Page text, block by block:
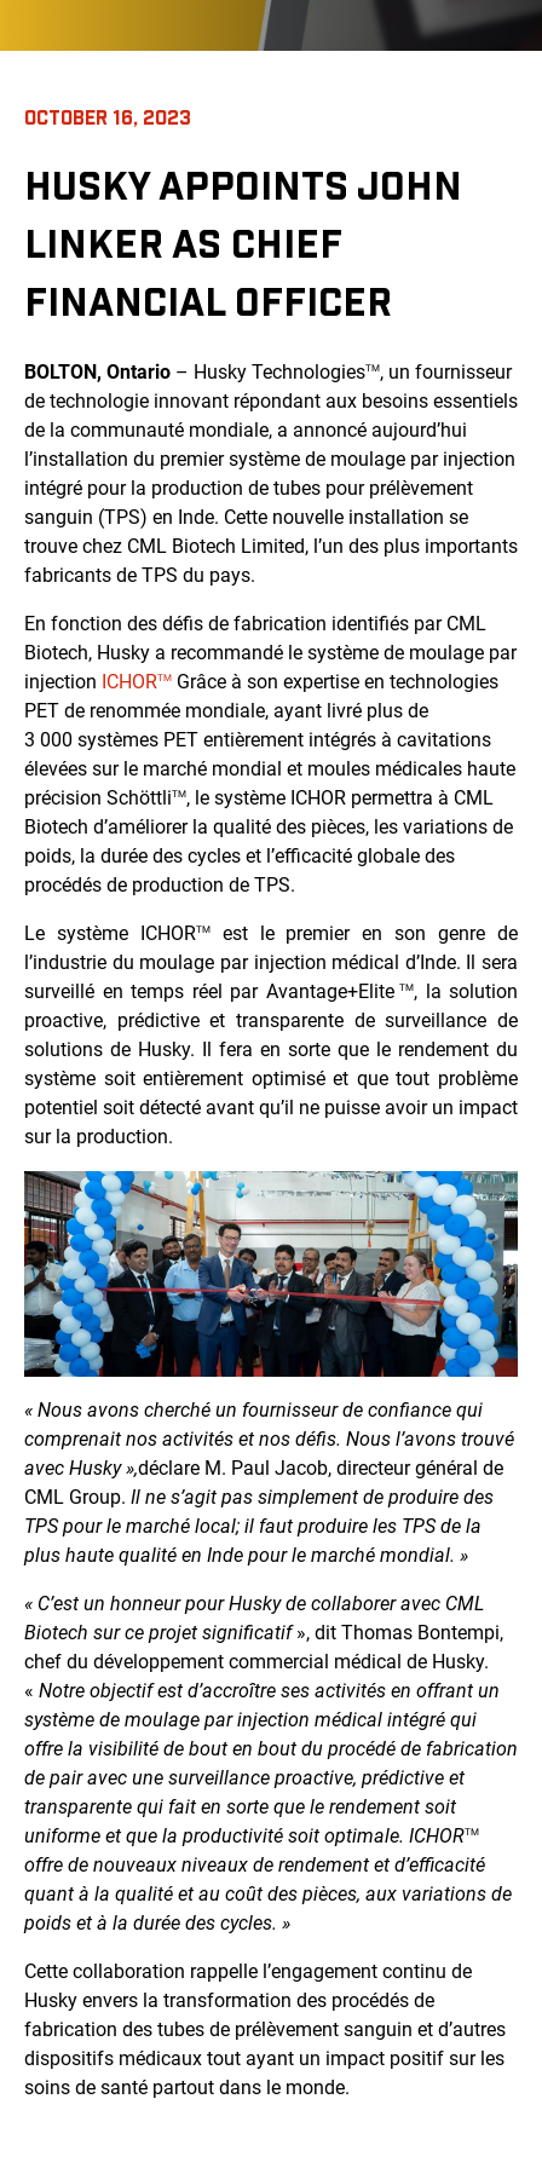
OCTOBER 16, 2023
HUSKY APPOINTS JOHN
LINKER AS CHIEF
FINANCIAL OFFICER
BOLTON, Ontario – Husky TechnologiesTM, un fournisseur
de technologie innovant répondant aux besoins essentiels
de la communauté mondiale, a annoncé aujourd’hui
l’installation du premier système de moulage par injection
intégré pour la production de tubes pour prélèvement
sanguin (TPS) en Inde. Cette nouvelle installation se
trouve chez CML Biotech Limited, l’un des plus importants
fabricants de TPS du pays.
En fonction des défis de fabrication identifiés par CML
Biotech, Husky a recommandé le système de moulage par
injection ICHORTM Grâce à son expertise en technologies
PET de renommée mondiale, ayant livré plus de
3 000 systèmes PET entièrement intégrés à cavitations
élevées sur le marché mondial et moules médicales haute
précision SchöttliTM, le système ICHOR permettra à CML
Biotech d’améliorer la qualité des pièces, les variations de
poids, la durée des cycles et l’efficacité globale des
procédés de production de TPS.
Le système ICHORTMest le premier en son genre de
l’industrie du moulage par injection médical d’Inde. Il sera
surveillé en temps réel par Avantage+EliteTM, la solution
proactive, prédictive et transparente de surveillance de
solutions de Husky. Il fera en sorte que le rendement du
système soit entièrement optimisé et que tout problème
potentiel soit détecté avant qu’il ne puisse avoir un impact
sur la production.
« Nous avons cherché un fournisseur de confiance qui
comprenait nos activités et nos défis. Nous l’avons trouvé
avec Husky »,déclare M. Paul Jacob, directeur général de
CML Group. Il ne s’agit pas simplement de produire des
TPS pour le marché local; il faut produire les TPS de la
plus haute qualité en Inde pour le marché mondial. »
« C’est un honneur pour Husky de collaborer avec CML
Biotech sur ce projet significatif», dit Thomas Bontempi,
chef du développement commercial médical de Husky.
« Notre objectif est d’accroître ses activités en offrant un
système de moulage par injection médical intégré qui
offre la visibilité de bout en bout du procédé de fabrication
de pair avec une surveillance proactive, prédictive et
transparente qui fait en sorte que le rendement soit
uniforme et que la productivité soit optimale. ICHORTM
offre de nouveaux niveaux de rendement et d’efficacité
quant à la qualité et au coût des pièces, aux variations de
poids et à la durée des cycles. »
Cette collaboration rappelle l’engagement continu de
Husky envers la transformation des procédés de
fabrication des tubes de prélèvement sanguin et d’autres
dispositifs médicaux tout ayant un impact positif sur les
soins de santé partout dans le monde.